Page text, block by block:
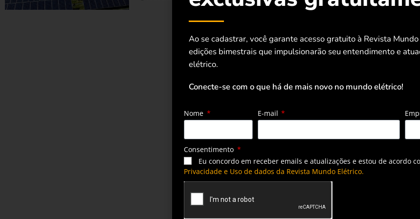
Ao se cadastrar, você garante acesso gratuito à Revista
edições bimestrais que impulsionarão seu entendimento e
elétrico.
Conecte-se com o que há de mais novo no mundo elétrico!
Nome E-mail
Consentimento
Eu concordo em receber emails e atualizações e estou de acordo
Privacidade e Uso de dados da Revista Mundo Elétrico.